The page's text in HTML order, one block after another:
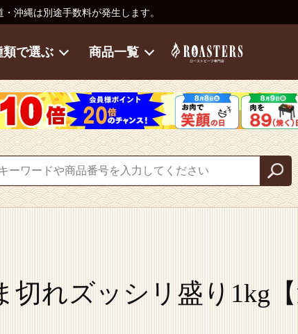
・沖縄は別途手数料が発生します。
類で選ぶ 商品一覧
切れズッシリ盛り1kg